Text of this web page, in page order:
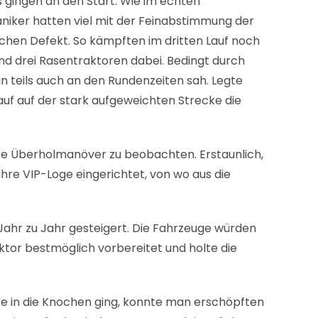
hatten viel mit der Feinabstimmung der
Defekt. So kämpften im dritten Lauf noch
drei Rasentraktoren dabei. Bedingt durch
auch an den Rundenzeiten sah. Legte
auf der stark aufgeweichten Strecke die
Überholmanöver zu beobachten. Erstaunlich,
VIP-Loge eingerichtet, von wo aus die
zu Jahr gesteigert. Die Fahrzeuge würden
bestmöglich vorbereitet und holte die
in die Knochen ging, konnte man erschöpften